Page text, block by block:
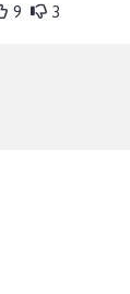
9 3